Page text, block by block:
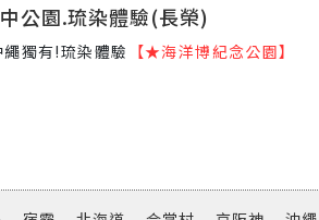
公園.琉染體驗(長榮)
獨有!琉染體驗 【★海洋博紀念公園】